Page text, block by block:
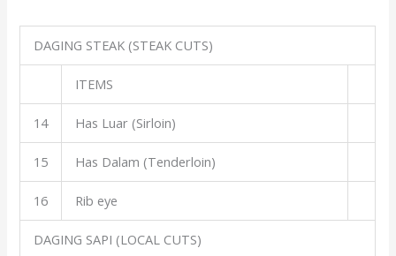
DAGING STEAK (STEAK CUTS)
ITEMS
14 Has Luar (Sirloin)
15 Has Dalam (Tenderloin)
16 Rib eye
DAGING SAPI (LOCAL CUTS)